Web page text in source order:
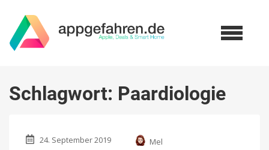
Schlagwort: Paardiologie
24. September 2019
Mel